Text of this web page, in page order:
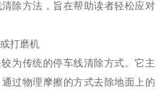
除方法，旨在帮助读者轻松应对
打磨机
为传统的停车线清除方式。它主
过物理摩擦的方式去除地面上的